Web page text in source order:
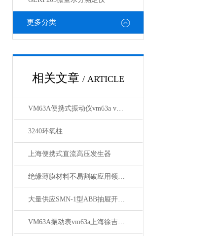
更多分类
相关文章 / ARTICLE
VM63A便携式振动仪vm63a vm63a测振仪供应商
3240环氧柱
上海便携式直流高压发生器
绝缘薄膜材料不易割破应用领域广泛
大量供应SMN-1型ABB抽屉开关柜触点压力检测仪
VM63A振动表vm63a上海徐吉电气